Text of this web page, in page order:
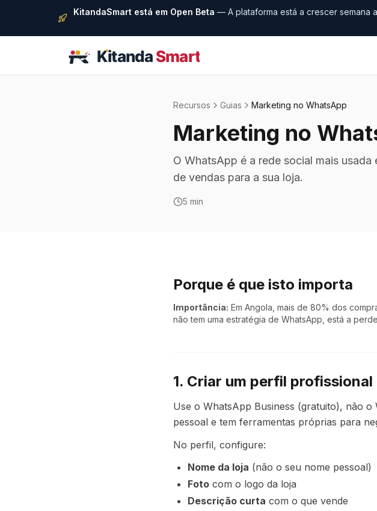
KitandaSmart está em Open Beta — A plataforma está a crescer semana
Recursos Guias Marketing no WhatsApp
Marketing no
O WhatsApp é a rede social mais
de vendas para a sua loja.
5 min
Porque é que isto importa
Importância: Em Angola, mais de 80% dos
não tem uma estratégia de WhatsApp, está a
1. Criar um perfil profissional
Use o WhatsApp Business (gratuito), não
pessoal e tem ferramentas próprias para
No perfil, configure:
Nome da loja (não o seu nome pessoal)
Foto com o logo da loja
Descrição curta com o que vende